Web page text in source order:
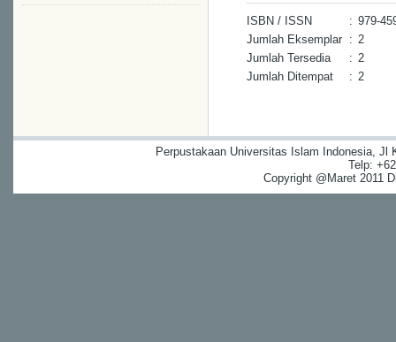
ISBN / ISSN : 979-
Jumlah Eksemplar : 2
Jumlah Tersedia
: 2
Jumlah Ditempat
: 2
Perpustakaan Universitas Islam Indonesia, Jl
Telp:
Copyright @Maret 2011